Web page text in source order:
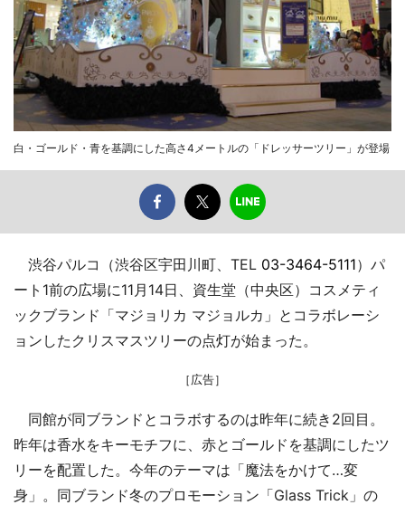
白・ゴールド・青を基調にした高さ4メートルの「ドレッサーツリー」が登場
渋谷パルコ（渋谷区宇田川町、TEL 03-3464-5111）パ
ート1前の広場に11月14日、資生堂（中央区）コスメティ
ックブランド「マジョリカ マジョルカ」とコラボレーシ
ョンしたクリスマスツリーの点灯が始まった。
［広告］
同館が同ブランドとコラボするのは昨年に続き2回目。
昨年は香水をキーモチフに、赤とゴールドを基調にしたツ
リーを配置した。今年のテーマは「魔法をかけて…変
身」。同ブランド冬のプロモーション「Glass Trick」の